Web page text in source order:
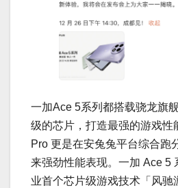
一加Ace 5系列都搭载骁龙旗
级的芯片，打造最强的游戏性
Pro 更是在安兔兔平台综合跑
来强劲性能表现。一加 Ace 5
业首个芯片级游戏技术「风驰